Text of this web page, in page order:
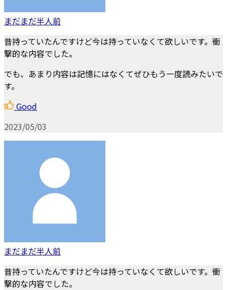
まだまだ半人前
昔持っていたんですけど今は持っていなくて欲しいです。衝
撃的な内容でした。
でも、あまり内容は記憶にはなくてぜひもう一度読みたいで
す。
Good
2023/05/03
まだまだ半人前
昔持っていたんですけど今は持っていなくて欲しいです。衝
撃的な内容でした。